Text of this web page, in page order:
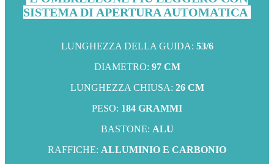
SISTEMA DI APERTURA AUTOMATICA
LUNGHEZZA DELLA GUIDA: 53/6
DIAMETRO: 97 CM
LUNGHEZZA CHIUSA: 26 CM
PESO: 184 GRAMMI
BASTONE: ALU
RAFFICHE: ALLUMINIO E CARBONIO